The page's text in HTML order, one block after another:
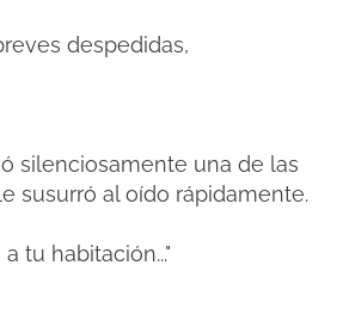
despedidas,
silenciosamente una de las
susurró al oído rápidamente.
tu habitación..."